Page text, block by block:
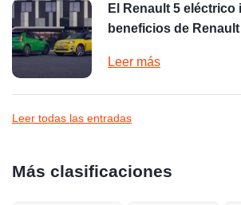
El Renault 5 eléctrico
beneficios de
Leer más
Leer todas las entradas
Más clasificaciones